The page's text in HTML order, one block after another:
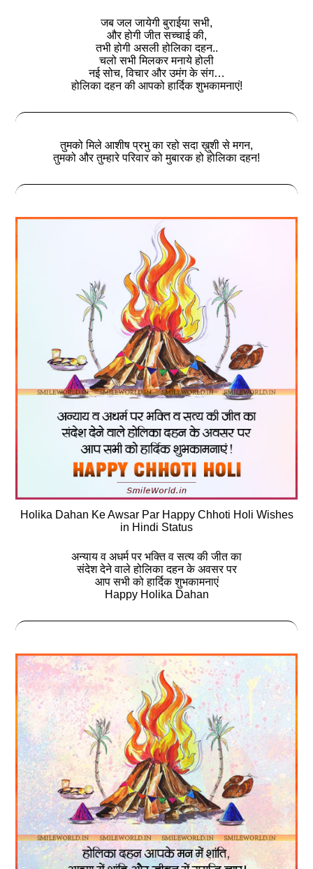
जब जल जायेगी बुराईया सभी,
और होगी जीत सच्चाई की,
तभी होगी असली होलिका दहन..
चलो सभी मिलकर मनाये होली
नई सोच, विचार और उमंग के संग…
होलिका दहन की आपको हार्दिक शुभकामनाएं!
तुमको मिले आशीष प्रभु का रहो सदा ख़ुशी से मगन,
तुमको और तुम्हारे परिवार को मुबारक हो होलिका दहन!
Holika Dahan Ke Awsar Par Happy Chhoti Holi Wishes
in Hindi Status
अन्याय व अधर्म पर भक्ति व सत्य की जीत का
संदेश देने वाले होलिका दहन के अवसर पर
आप सभी को हार्दिक शुभकामनाएं
Happy Holika Dahan